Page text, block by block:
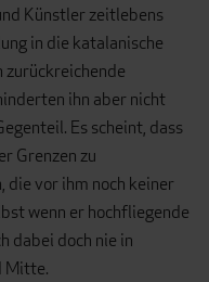
Künstler zeitlebens
in die katalanische
zurückreichende
ihn aber nicht
Es scheint, dass
Grenzen zu
die vor ihm noch keiner
wenn er hochfliegende
dabei doch nie in
Mitte.